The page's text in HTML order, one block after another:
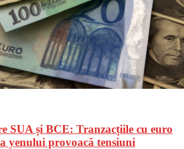
SUA și BCE: Tranzacțiile cu euro
yenului provoacă tensiuni